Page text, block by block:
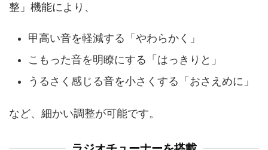
整」機能により、
甲高い音を軽減する「やわらかく」
こもった音を明瞭にする「はっきりと」
うるさく感じる音を小さくする「おさえめに」
など、細かい調整が可能です。